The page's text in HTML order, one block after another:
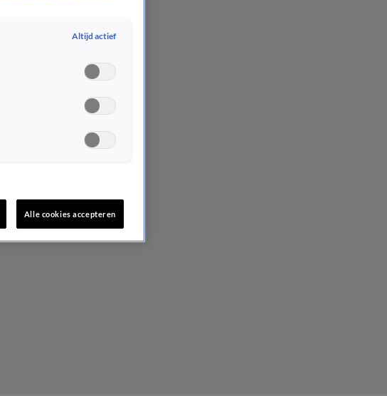
Altijd actief
Alle cookies accepteren